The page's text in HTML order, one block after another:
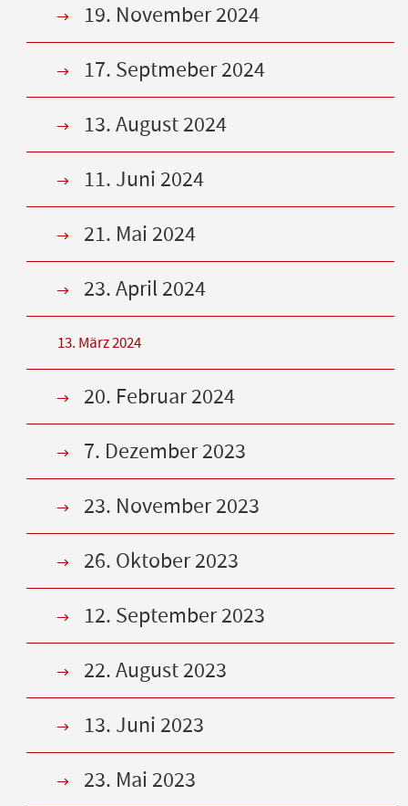
19. November 2024
17. Septmeber 2024
13. August 2024
11. Juni 2024
21. Mai 2024
23. April 2024
13. März 2024
20. Februar 2024
7. Dezember 2023
23. November 2023
26. Oktober 2023
12. September 2023
22. August 2023
13. Juni 2023
23. Mai 2023